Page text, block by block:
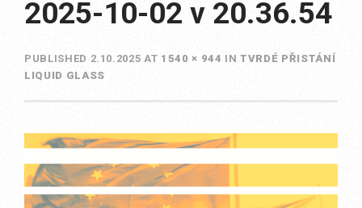
2025-10-02 v 20.36.54
PUBLISHED 2.10.2025 AT 1540 × 944 INTVRDÉ PŘISTÁNÍ
LIQUID GLASS